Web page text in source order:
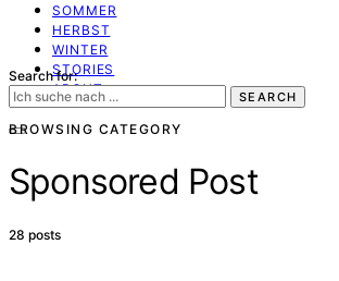
SOMMER
HERBST
WINTER
STORIES
ABOUT
Search for:
SEARCH
BROWSING CATEGORY
Sponsored Post
28 posts